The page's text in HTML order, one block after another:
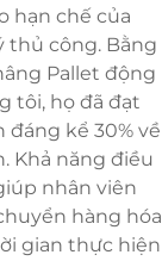
hạn chế của
thủ công. Bằng
Pallet động
tôi, họ đã đạt
kể 30% về
Khả năng điều
nhân viên
hàng hóa
gian thực hiện